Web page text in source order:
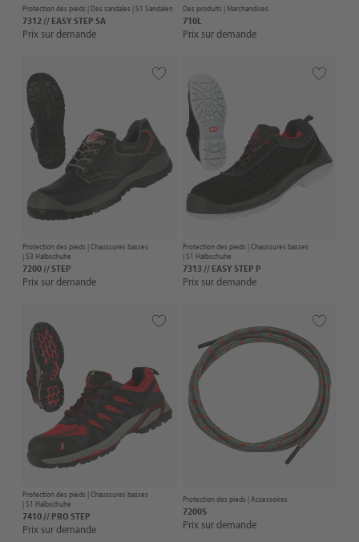
Protection des pieds | Des sandales | S1 Sandalen
7312 // EASY STEP SA
Prix sur demande
Des produits |Marchandises
710L
Prix sur demande
Protection des pieds |Chaussures basses
| S3 Halbschuhe
7200 // STEP
Prix sur demande
Protection des pieds |Chaussures basses
| S1 Halbschuhe
7313 // EASY STEP P
Prix sur demande
Protection des pieds |Chaussures basses
| S1 Halbschuhe
7410 // PRO STEP
Prix sur demande
Protection des pieds |Accessoires
7200S
Prix sur demande